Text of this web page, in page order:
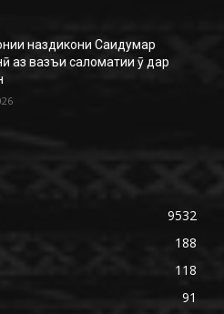
наздикони Саидумар
аз вазъи саломатии ӯ дар
9532
188
118
91